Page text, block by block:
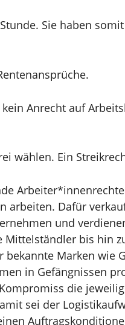
Sie haben
Anrecht auf
wählen. Ein
Arbeiter*innenrechte
arbeiten. Dafür
und
Mittelständler bis hin
bekannte Marken wie
in Gefängnissen
die
sei der